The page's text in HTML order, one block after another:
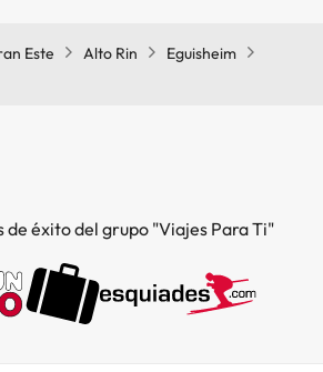
Este Alto Rin
Eguisheim
éxito del grupo "Viajes Para Ti"